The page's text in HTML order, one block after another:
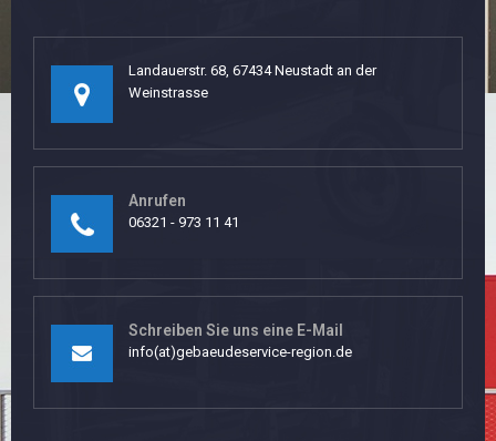
Landauerstr. 68, 67434 Neustadt an der
Weinstrasse
Anrufen
06321 - 973 11 41
Schreiben Sie uns eine E-Mail
info(at)gebaeudeservice-region.de